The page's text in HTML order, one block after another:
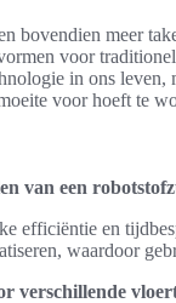
bovendien meer
voor
in ons leven,
voor hoeft te
van een
efficiëntie en
waardoor
verschillende